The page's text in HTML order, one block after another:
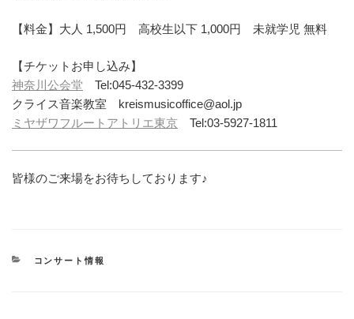
【料金】大人 1,500円 高校生以下 1,000円 未就学児 無料
【チケットお申し込み】
神奈川公会堂 Tel:045-432-3399
クライス音楽教室 kreismusicoffice@aol.jp
ミヤザワフルートアトリエ東京 Tel:03-5927-1811
皆様のご来場をお待ちしております♪
カ
コンサート情報